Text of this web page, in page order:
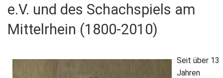
Spielbetrieb
Meistertafel
e.V. und des Schachspiels am
Mittelrhein (1800-2010)
Seit über 13
Jahren